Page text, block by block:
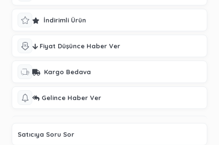
İndirimli Ürün
Fiyat Düşünce Haber Ver
Kargo Bedava
Gelince Haber Ver
Satıcıya Soru Sor